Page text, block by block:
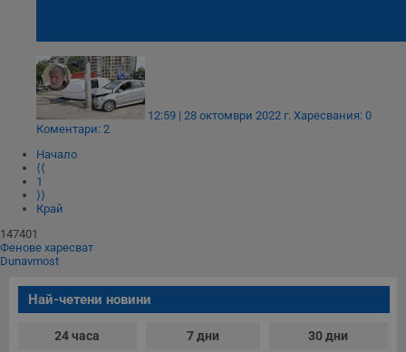
12:59 | 28 октомври 2022 г. Харесвания: 0
Коментари: 2
Начало
⟨⟨
1
⟩⟩
Край
147401
Фенове харесват
Dunavmost
Най-четени новини
24 часа 7 дни 30 дни